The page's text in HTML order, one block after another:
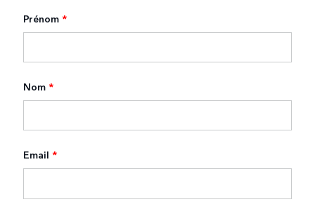
Prénom *
Nom *
Email *